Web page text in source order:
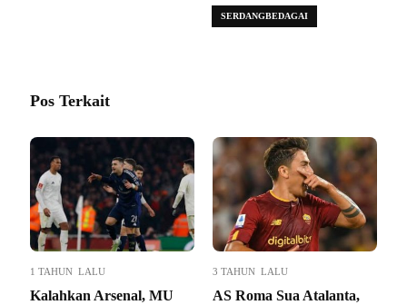
SERDANGBEDAGAI
Pos Terkait
1 TAHUN LALU
Kalahkan Arsenal, MU
3 TAHUN LALU
AS Roma Sua Atalanta,